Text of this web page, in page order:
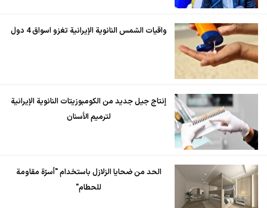
واقيات الشمس النانوية الإيرانية تغزو اسواق 4 دول
إنتاج جيل جديد من الكومبوزيتات النانوية الإيرانية
لترميم الأسنان
الحد من ضحايا الزلازل باستخدام "أسرّة مقاومة
للحطام"